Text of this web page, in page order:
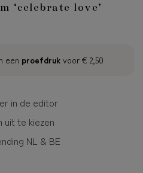
‘celebrate love’
een proefdruk voor € 2,50
in de editor
uit te kiezen
NL & BE